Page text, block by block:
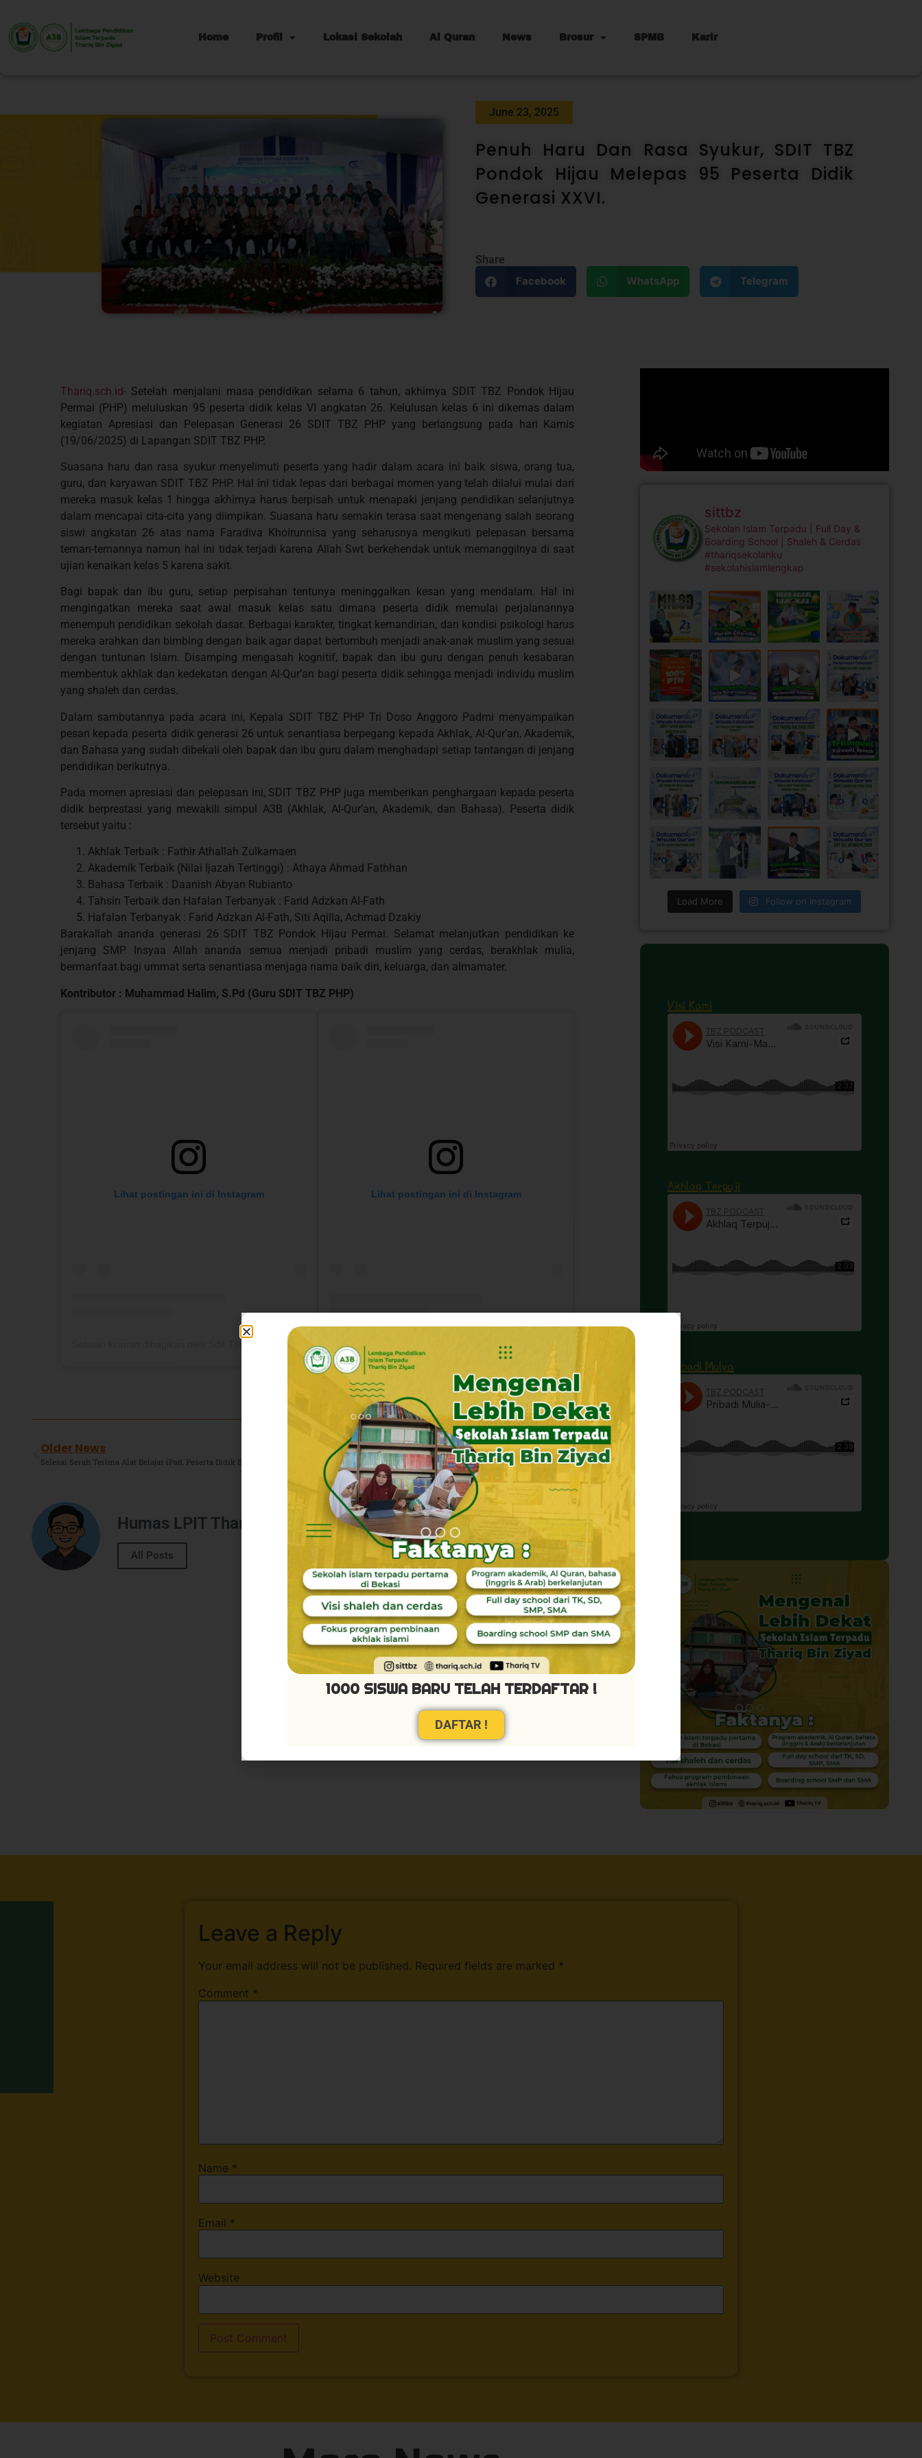
Home Profil Lokasi Sekolah Al Quran News Brosur SPMB Karir
June 23, 2025
Penuh Haru Dan Rasa Syukur, SDIT TBZ
Pondok Hijau Melepas 95 Peserta Didik
Generasi XXVI.
Share
Facebook
WhatsApp Telegram
Thariq.sch.id-Setelah menjalani masa pendidikan selama 6 tahun, akhirnya SDIT TBZ Pondok Hijau
Permai (PHP) meluluskan 95 peserta didik kelas VI angkatan 26. Kelulusan kelas 6 ini dikemas dalam
kegiatan Apresiasi dan Pelepasan Generasi 26 SDIT TBZ PHP yang berlangsung pada hari Kamis
(19/06/2025) di Lapangan SDIT TBZ PHP.
Suasana haru dan rasa syukur menyelimuti peserta yang hadir dalam acara ini baik siswa, orang tua,
guru, dan karyawan SDIT TBZ PHP. Hal ini tidak lepas dari berbagai momen yang telah dilalui mulai dari
mereka masuk kelas 1 hingga akhirnya harus berpisah untuk menapaki jenjang pendidikan selanjutnya
dalam mencapai cita-cita yang diimpikan. Suasana haru semakin terasa saat mengenang salah seorang
siswi angkatan 26 atas nama Faradiva Khoirunnisa yang seharusnya mengikuti pelepasan bersama
teman-temannya namun hal ini tidak terjadi karena Allah Swt berkehendak untuk memanggilnya di saat
ujian kenaikan kelas 5 karena sakit.
Bagi bapak dan ibu guru, setiap perpisahan tentunya meninggalkan kesan yang mendalam. Hal ini
mengingatkan mereka saat awal masuk kelas satu dimana peserta didik memulai perjalanannya
menempuh pendidikan sekolah dasar. Berbagai karakter, tingkat kemandirian, dan kondisi psikologi harus
mereka arahkan dan bimbing dengan baik agar dapat bertumbuh menjadi anak-anak muslim yang sesuai
dengan tuntunan Islam. Disamping mengasah kognitif, bapak dan ibu guru dengan penuh kesabaran
membentuk akhlak dan kedekatan dengan Al-Qur’an bagi peserta didik sehingga menjadi individu muslim
yang shaleh dan cerdas.
Dalam sambutannya pada acara ini, Kepala SDIT TBZ PHP Tri Doso Anggoro Padmi menyampaikan
pesan kepada peserta didik generasi 26 untuk senantiasa berpegang kepada Akhlak, Al-Qur’an, Akademik,
dan Bahasa yang sudah dibekali oleh bapak dan ibu guru dalam menghadapi setiap tantangan di jenjang
pendidikan berikutnya.
Pada momen apresiasi dan pelepasan ini, SDIT TBZ PHP juga memberikan penghargaan kepada peserta
didik berprestasi yang mewakili simpul A3B (Akhlak, Al-Qur’an, Akademik, dan Bahasa). Peserta didik
tersebut yaitu :
Akhlak Terbaik : Fathir Athallah Zulkarnaen
Akademik Terbaik (Nilai Ijazah Tertinggi) : Athaya Ahmad Fathhan
Bahasa Terbaik : Daanish Abyan Rubianto
Tahsin Terbaik dan Hafalan Terbanyak : Farid Adzkan Al-Fath
Hafalan Terbanyak : Farid Adzkan Al-Fath, Siti Aqilla, Achmad Dzakiy
Barakallah ananda generasi 26 SDIT TBZ Pondok Hijau Permai. Selamat melanjutkan pendidikan ke
jenjang SMP. Insyaa Allah ananda semua menjadi pribadi muslim yang cerdas, berakhlak mulia,
bermanfaat bagi ummat serta senantiasa menjaga nama baik diri, keluarga, dan almamater.
Kontributor : Muhammad Halim, S.Pd (Guru SDIT TBZ PHP)
Lihat postingan ini di Instagram Lihat postingan ini di Instagram
Older News Newer News
Apresiasi dan Pelepasan Angkatan XXII Neoreas SMPIT TBZ : Berbekal Prestasi Akhlak, Al-Qur’an, Akademik dan Bahasa, Kita Sambut Masa Depan Cemerlang
Humas LPIT Thariq Bin Ziyad
All Posts
sittbz
Sekolah Islam Terpadu | Full Day &
Boarding School | Shaleh & Cerdas
#thariqsekolahku
#sekolahislamlengkap
Load More Follow on Instagram
Visi Kami
Akhlaq Terpuji
Pribadi Mulya
Leave a Reply
Your email address will not be published. Required fields are marked *
Comment *
Name *
Email *
Website
1000 SISWA BARU TELAH TERDAFTAR !
DAFTAR !